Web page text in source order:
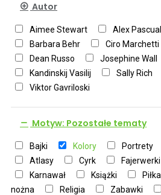
Autor
Aimee Stewart
Alex Pascual
Barbara Behr
Ciro Marchetti
Dean Russo
Josephine Wall
Kandinskij Vasilij
Sally Rich
Viktor Gavriloski
Motyw: Pozostałe tematy
Bajki Kolory
Portrety
Atlasy
Cyrk
Fajerwerki
Karnawał
Książki
Piłka
nożna
Religia
Zabawki